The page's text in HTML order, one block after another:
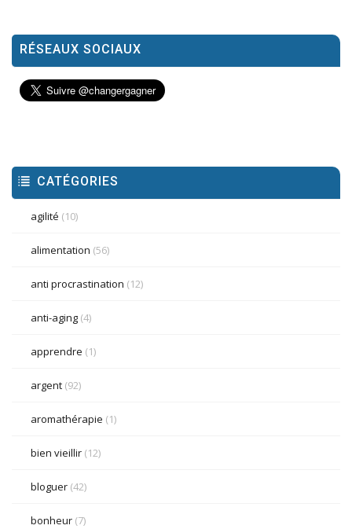
RÉSEAUX SOCIAUX
CATÉGORIES
agilité (10)
alimentation (56)
anti procrastination (12)
anti-aging (4)
apprendre (1)
argent (92)
aromathérapie (1)
bien vieillir (12)
bloguer (42)
bonheur (7)